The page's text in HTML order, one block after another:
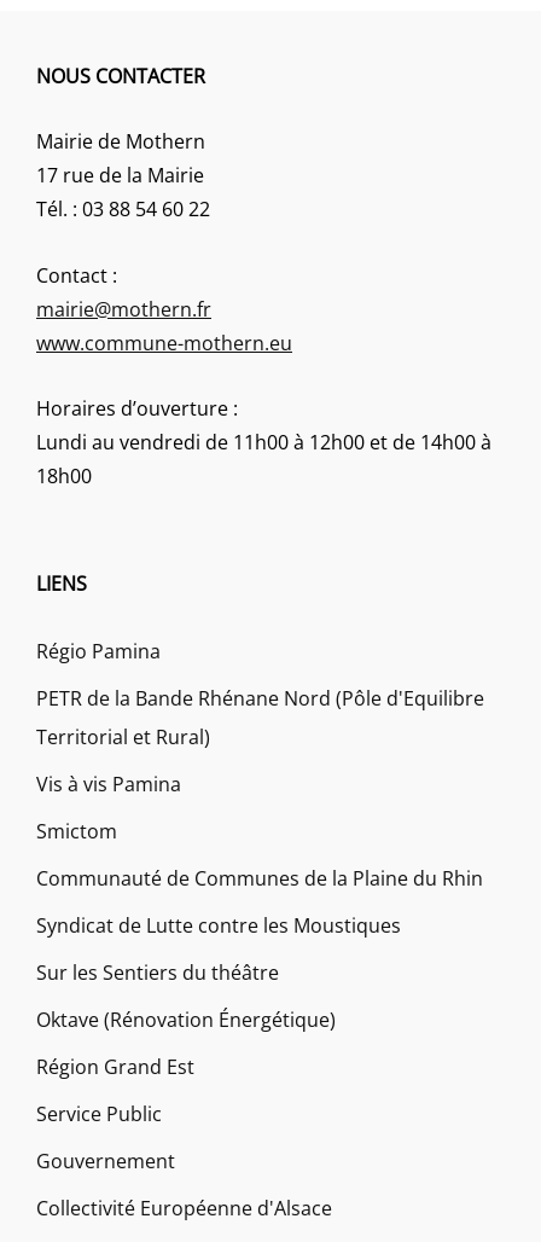
NOUS CONTACTER
Mairie de Mothern
17 rue de la Mairie
Tél. : 03 88 54 60 22
Contact :
mairie@mothern.fr
www.commune-mothern.eu
Horaires d’ouverture :
Lundi au vendredi de 11h00 à 12h00 et de 14h00 à
18h00
LIENS
Régio Pamina
PETR de la Bande Rhénane Nord (Pôle d'Equilibre
Territorial et Rural)
Vis à vis Pamina
Smictom
Communauté de Communes de la Plaine du Rhin
Syndicat de Lutte contre les Moustiques
Sur les Sentiers du théâtre
Oktave (Rénovation Énergétique)
Région Grand Est
Service Public
Gouvernement
Collectivité Européenne d'Alsace